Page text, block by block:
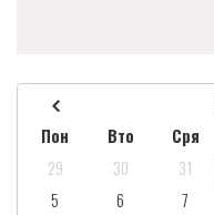
Пон
Вто Сря
29
30 31
5
6 7